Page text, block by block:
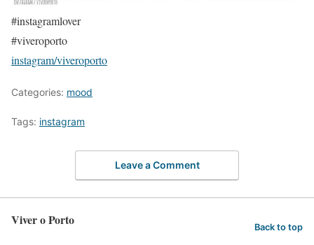
#instagramlover
#viveroporto
instagram/viveroporto
Categories: mood
Tags: instagram
Leave a Comment
Viver o Porto Back to top